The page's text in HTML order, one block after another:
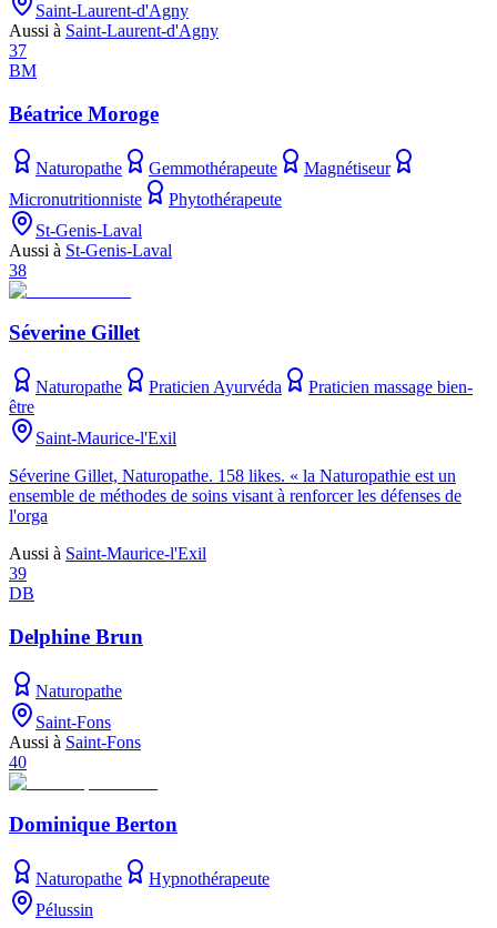
Saint-Laurent-d'Agny
Aussi à Saint-Laurent-d'Agny
37
BM
Béatrice Moroge
Naturopathe Gemmothérapeute
Magnétiseur
Micronutritionniste
Phytothérapeute
St-Genis-Laval
Aussi à St-Genis-Laval
38
Séverine Gillet
Naturopathe Praticien Ayurvéda
Praticien massage bien-
être
Saint-Maurice-l'Exil
Séverine Gillet, Naturopathe. 158 likes. « la Naturopathie est un
ensemble de méthodes de soins visant à renforcer les défenses de
l'orga
Aussi à Saint-Maurice-l'Exil
39
DB
Delphine Brun
Naturopathe
Saint-Fons
Aussi à Saint-Fons
40
Dominique Berton
Naturopathe
Hypnothérapeute
Pélussin